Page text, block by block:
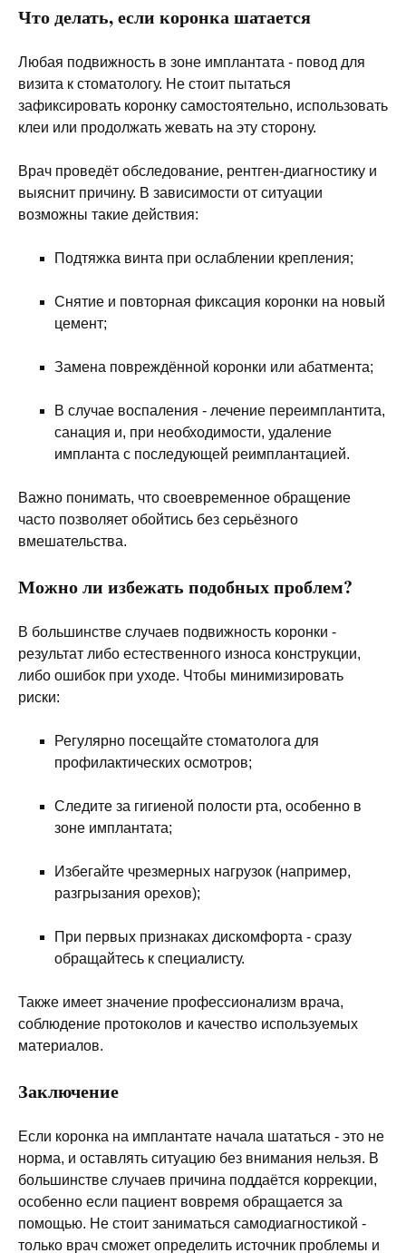
Что делать, если коронка шатается
Любая подвижность в зоне имплантата - повод для
визита к стоматологу. Не стоит пытаться
зафиксировать коронку самостоятельно, использовать
клеи или продолжать жевать на эту сторону.
Врач проведёт обследование, рентген-диагностику и
выяснит причину. В зависимости от ситуации
возможны такие действия:
Подтяжка винта при ослаблении крепления;
Снятие и повторная фиксация коронки на новый
цемент;
Замена повреждённой коронки или абатмента;
В случае воспаления - лечение переимплантита,
санация и, при необходимости, удаление
импланта с последующей реимплантацией.
Важно понимать, что своевременное обращение
часто позволяет обойтись без серьёзного
вмешательства.
Можно ли избежать подобных проблем?
В большинстве случаев подвижность коронки -
результат либо естественного износа конструкции,
либо ошибок при уходе. Чтобы минимизировать
риски:
Регулярно посещайте стоматолога для
профилактических осмотров;
Следите за гигиеной полости рта, особенно в
зоне имплантата;
Избегайте чрезмерных нагрузок (например,
разгрызания орехов);
При первых признаках дискомфорта - сразу
обращайтесь к специалисту.
Также имеет значение профессионализм врача,
соблюдение протоколов и качество используемых
материалов.
Заключение
Если коронка на имплантате начала шататься - это не
норма, и оставлять ситуацию без внимания нельзя. В
большинстве случаев причина поддаётся коррекции,
особенно если пациент вовремя обращается за
помощью. Не стоит заниматься самодиагностикой -
только врач сможет определить источник проблемы и